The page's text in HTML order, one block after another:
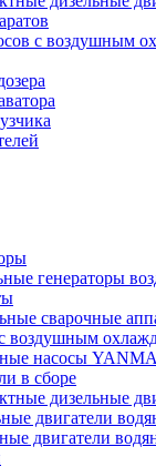
с воздушным
генераторы
сварочные
воздушным
насосы
в сборе
дизельные
двигатели
двигатели